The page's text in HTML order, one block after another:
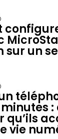
sur un
qu’ils
vie